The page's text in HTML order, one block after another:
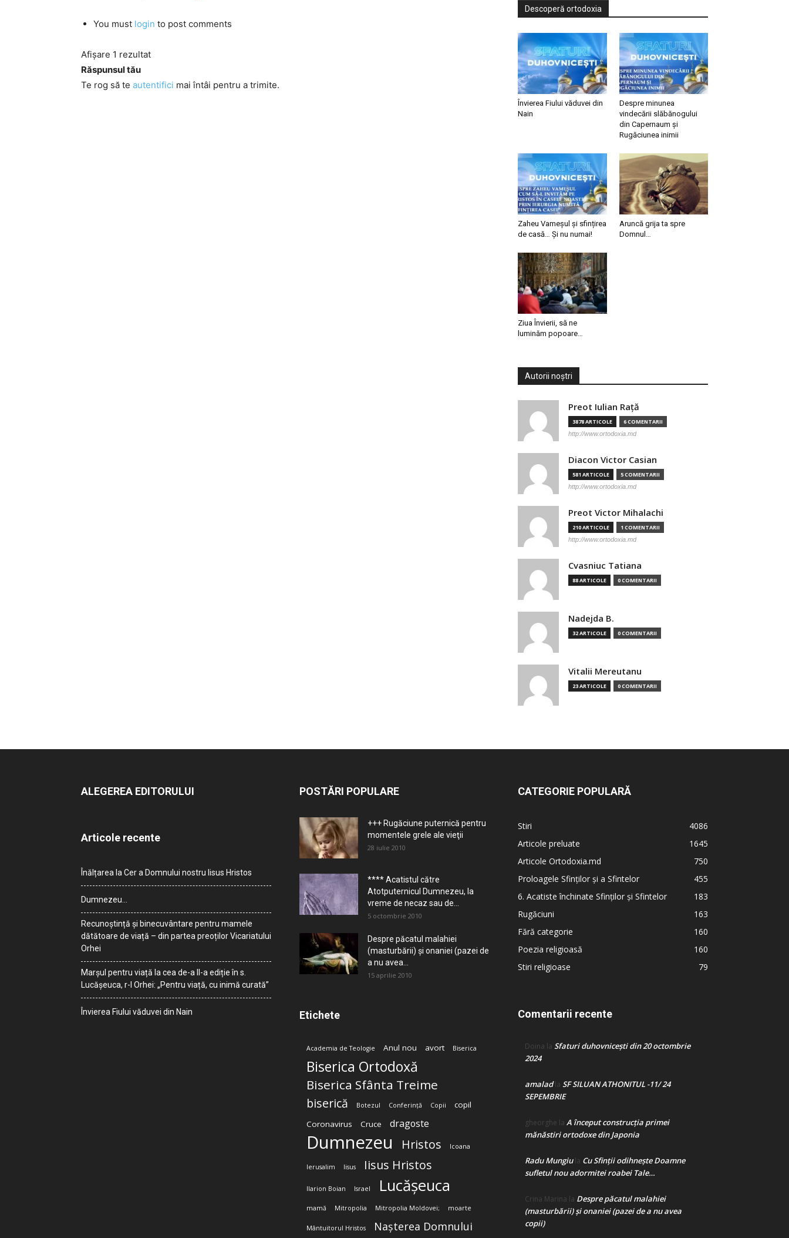
You must login to post comments
Afișare 1 rezultat
Răspunsul tău
Te rog să te autentifici mai întâi pentru a trimite.
Descoperă ortodoxia
Învierea Fiului văduvei din
Nain
Despre minunea
vindecării slăbănogului
din Capernaum și
Rugăciunea inimii
Zaheu Vameșul și sfințirea
de casă… Și nu numai!
Aruncă grija ta spre
Domnul…
Ziua Învierii, să ne
luminăm popoare…
Autorii noștri
Preot Iulian Raţă
3878 ARTICOLE 6 COMENTARII
http://www.ortodoxia.md
Diacon Victor Casian
581 ARTICOLE 5 COMENTARII
http://www.ortodoxia.md
Preot Victor Mihalachi
210 ARTICOLE 1 COMENTARII
http://www.ortodoxia.md
Cvasniuc Tatiana
88 ARTICOLE 0 COMENTARII
Nadejda B.
32 ARTICOLE 0 COMENTARII
Vitalii Mereutanu
23 ARTICOLE 0 COMENTARII
ALEGEREA EDITORULUI
Articole recente
Înălțarea la Cer a Domnului nostru Iisus Hristos
Dumnezeu…
Recunoștință și binecuvântare pentru mamele
dătătoare de viață – din partea preoților Vicariatului
Orhei
Marșul pentru viață la cea de-a II-a ediție în s.
Lucășeuca, r-l Orhei: „Pentru viață, cu inimă curată”
Învierea Fiului văduvei din Nain
POSTĂRI POPULARE
+++ Rugăciune puternică pentru
momentele grele ale vieţii
28 iulie 2010
**** Acatistul către
Atotputernicul Dumnezeu, la
vreme de necaz sau de...
5 octombrie 2010
Despre păcatul malahiei
(masturbării) şi onaniei (pazei de
a nu avea...
15 aprilie 2010
Etichete
Academia de Teologie Anul nou avort Biserica
Biserica Ortodoxă
Biserica Sfânta Treime
biserică Botezul Conferință Copii
copil
Coronavirus
Cruce dragoste
Dumnezeu Hristos Icoana
Ierusalim Iisus Iisus Hristos
Ilarion Boian Israel Lucășeuca
mamă Mitropolia Mitropolia Moldovei; moarte
Mântuitorul Hristos Nașterea Domnului
CATEGORIE POPULARĂ
Stiri
4086
Articole preluate
1645
Articole Ortodoxia.md
750
Proloagele Sfinților și a Sfintelor
455
6. Acatiste închinate Sfinților și Sfintelor
183
Rugăciuni
163
Fără categorie
160
Poezia religioasă
160
Stiri religioase
79
Comentarii recente
Doina la Sfaturi duhovnicești din 20 octombrie
2024
amaladla SF SILUAN ATHONITUL -11/ 24
SEPEMBRIE
gheorghe la A început construcţia primei
mănăstiri ortodoxe din Japonia
Radu Mungiula Cu Sfinții odihnește Doamne
sufletul nou adormitei roabei Tale…
Crina Marina la Despre păcatul malahiei
(masturbării) şi onaniei (pazei de a nu avea
copii)